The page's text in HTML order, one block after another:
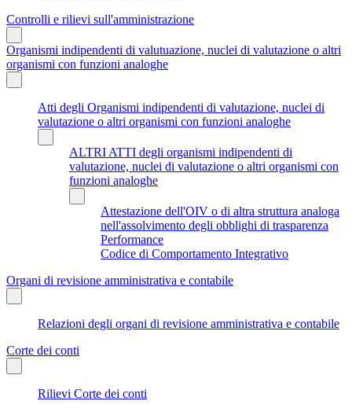
Controlli e rilievi sull'amministrazione
Organismi indipendenti di valutuazione, nuclei di valutazione o altri
organismi con funzioni analoghe
Atti degli Organismi indipendenti di valutazione, nuclei di
valutazione o altri organismi con funzioni analoghe
ALTRI ATTI degli organismi indipendenti di
valutazione, nuclei di valutazione o altri organismi con
funzioni analoghe
Attestazione dell'OIV o di altra struttura analoga
nell'assolvimento degli obblighi di trasparenza
Performance
Codice di Comportamento Integrativo
Organi di revisione amministrativa e contabile
Relazioni degli organi di revisione amministrativa e contabile
Corte dei conti
Rilievi Corte dei conti